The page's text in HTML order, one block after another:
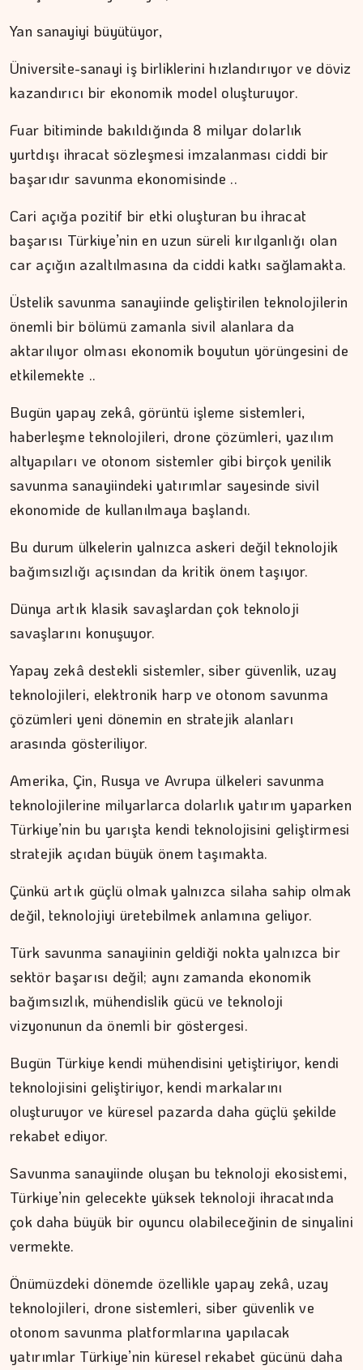
Yan sanayiyi büyütüyor,
Üniversite-sanayi iş birliklerini hızlandırıyor ve döviz
kazandırıcı bir ekonomik model oluşturuyor.
Fuar bitiminde bakıldığında 8 milyar dolarlık
yurtdışı ihracat sözleşmesi imzalanması ciddi bir
başarıdır savunma ekonomisinde ..
Cari açığa pozitif bir etki oluşturan bu ihracat
başarısı Türkiye’nin en uzun süreli kırılganlığı olan
car açığın azaltılmasına da ciddi katkı sağlamakta.
Üstelik savunma sanayiinde geliştirilen teknolojilerin
önemli bir bölümü zamanla sivil alanlara da
aktarılıyor olması ekonomik boyutun yörüngesini de
etkilemekte ..
Bugün yapay zekâ, görüntü işleme sistemleri,
haberleşme teknolojileri, drone çözümleri, yazılım
altyapıları ve otonom sistemler gibi birçok yenilik
savunma sanayiindeki yatırımlar sayesinde sivil
ekonomide de kullanılmaya başlandı.
Bu durum ülkelerin yalnızca askeri değil teknolojik
bağımsızlığı açısından da kritik önem taşıyor.
Dünya artık klasik savaşlardan çok teknoloji
savaşlarını konuşuyor.
Yapay zekâ destekli sistemler, siber güvenlik, uzay
teknolojileri, elektronik harp ve otonom savunma
çözümleri yeni dönemin en stratejik alanları
arasında gösteriliyor.
Amerika, Çin, Rusya ve Avrupa ülkeleri savunma
teknolojilerine milyarlarca dolarlık yatırım yaparken
Türkiye’nin bu yarışta kendi teknolojisini geliştirmesi
stratejik açıdan büyük önem taşımakta.
Çünkü artık güçlü olmak yalnızca silaha sahip olmak
değil, teknolojiyi üretebilmek anlamına geliyor.
Türk savunma sanayiinin geldiği nokta yalnızca bir
sektör başarısı değil; aynı zamanda ekonomik
bağımsızlık, mühendislik gücü ve teknoloji
vizyonunun da önemli bir göstergesi.
Bugün Türkiye kendi mühendisini yetiştiriyor, kendi
teknolojisini geliştiriyor, kendi markalarını
oluşturuyor ve küresel pazarda daha güçlü şekilde
rekabet ediyor.
Savunma sanayiinde oluşan bu teknoloji ekosistemi,
Türkiye’nin gelecekte yüksek teknoloji ihracatında
çok daha büyük bir oyuncu olabileceğinin de sinyalini
vermekte.
Önümüzdeki dönemde özellikle yapay zekâ, uzay
teknolojileri, drone sistemleri, siber güvenlik ve
otonom savunma platformlarına yapılacak
yatırımlar Türkiye’nin küresel rekabet gücünü daha
Ahlat'tan Nemrut Krateri'ne
Kitap kafenin rafları arasında…